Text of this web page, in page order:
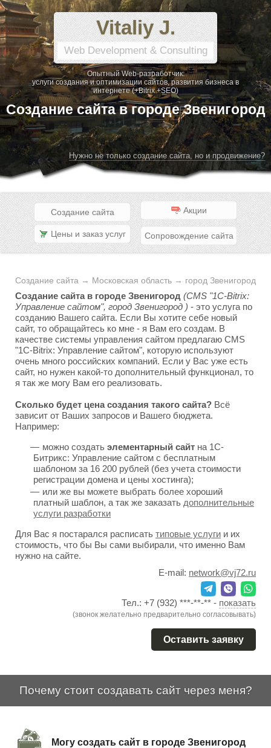
Vitaliy J.
Web Development & Consulting
Опытный Web-разработчик:
услуги создания и оптимизации сайтов, развития бизнеса в
интернете (+Bitrix +SEO)
Создание сайта в городе Звенигород
Нужно не только создание сайта, но и продвижение?
Создание сайта Акции
Цены и заказ услуг Сопровождение сайта
Создание сайта → Московская область → город Звенигород
Создание сайта в городе Звенигород (CMS "1C-Bitrix:
Управление сайтом", город Звенигород ) - это услуга по
созданию Вашего сайта. Если Вы хотите себе новый
сайт, то обращайтесь ко мне - я Вам его создам. В
качестве системы управления сайтом предлагаю CMS
"1C-Bitrix: Управление сайтом", которую используют
очень много российских компаний. Если у Вас уже есть
сайт, но нужен какой-то дополнительный функционал, то
я так же могу Вам его реализовать.
Сколько будет цена создания такого сайта? Всё
зависит от Ваших запросов и Вашего бюджета.
Например:
можно создать элементарный сайт на 1С-
Битрикс: Управление сайтом с бесплатным
шаблоном за 16 200 рублей (без учета стоимости
регистрации домена и цены хостинга);
или же вы можете выбрать более хороший
платный шаблон, а так же заказать дополнительные
услуги разработки
Для Вас я постарался расписать типовые услуги и их
стоимость, что бы Вы сами выбирали, что именно Вам
нужно на сайте.
E-mail: network@vj72.ru
Тел.: +7 (932) ***-**-** - показать
(звонок желательно предварительно согласовывать)
Оставить заявку
Почему стоит создавать сайт через меня?
Могу создать сайт в городе Звенигород